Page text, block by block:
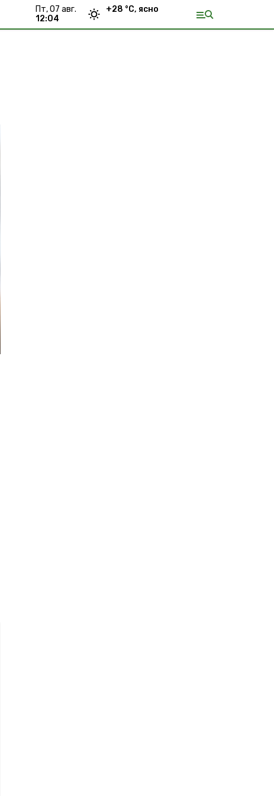
пт, 07 авг.
12:04
+28 °С, ясно